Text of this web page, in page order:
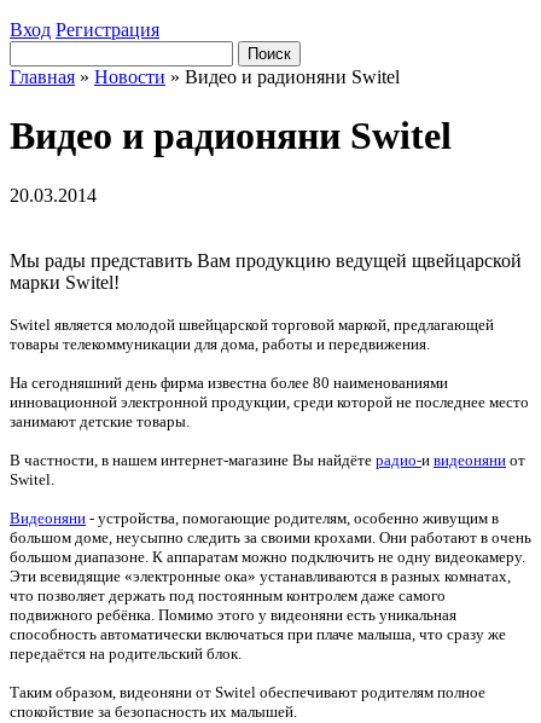
Вход Регистрация
Главная » Новости » Видео и радионяни Switel
Видео и радионяни Switel
20.03.2014
Мы рады представить Вам продукцию ведущей щвейцарской
марки Switel!
Switel является молодой швейцарской торговой маркой, предлагающей
товары телекоммуникации для дома, работы и передвижения.
На сегодняшний день фирма известна более 80 наименованиями
инновационной электронной продукции, среди которой не последнее место
занимают детские товары.
В частности, в нашем интернет-магазине Вы найдёте радио-и видеоняни от
Switel.
Видеоняни - устройства, помогающие родителям, особенно живущим в
большом доме, неусыпно следить за своими крохами. Они работают в очень
большом диапазоне. К аппаратам можно подключить не одну видеокамеру.
Эти всевидящие «электронные ока» устанавливаются в разных комнатах,
что позволяет держать под постоянным контролем даже самого
подвижного ребёнка. Помимо этого у видеоняни есть уникальная
способность автоматически включаться при плаче малыша, что сразу же
передаётся на родительский блок.
Таким образом, видеоняни от Switel обеспечивают родителям полное
спокойствие за безопасность их малышей.